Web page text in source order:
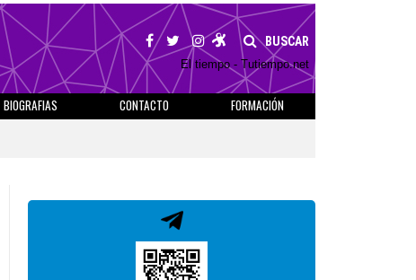
BUSCAR
El tiempo - Tutiempo.net
BIOGRAFIAS CONTACTO
FORMACIÓN